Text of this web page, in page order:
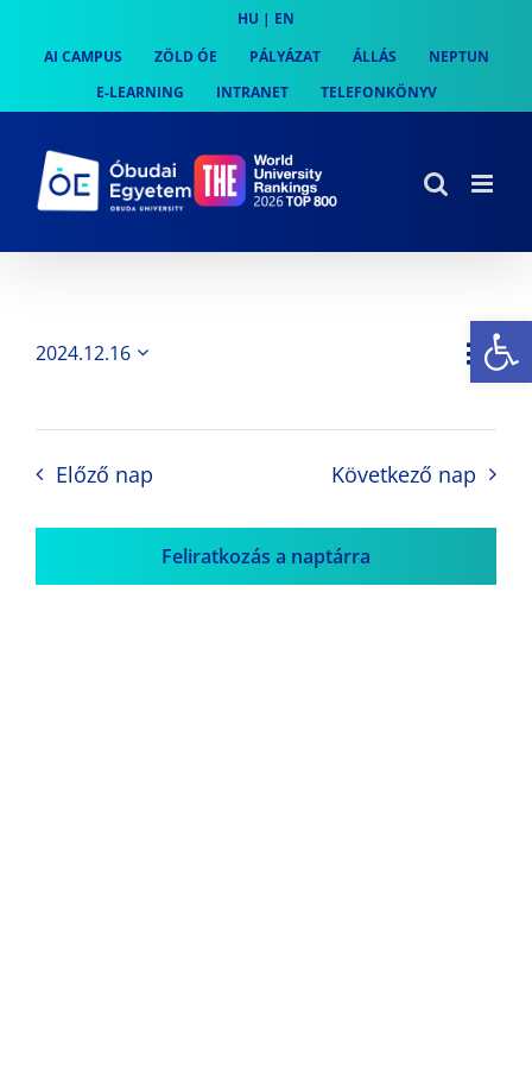
content
HU | EN
AI CAMPUS
ZÖLD ÓE PÁLYÁZAT ÁLLÁS
NEPTUN
E-LEARNING
INTRANET TELEFONKÖNYV
Nap
2024.12.16
Előző nap Következő nap
Feliratkozás a naptárra